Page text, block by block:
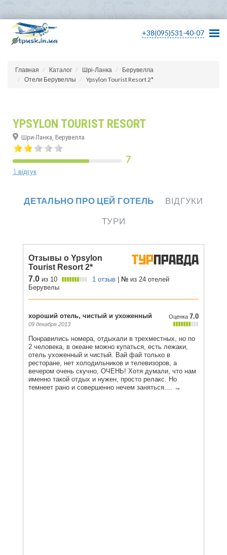
+38(095)531-40-07
Главная Каталог Шрі-Ланка
Берувелла
Отели Берувеллы
Ypsylon Tourist Resort 2*
YPSYLON TOURIST RESORT
Шри-Ланка, Берувелла
7
1 відгук
ДЕТАЛЬНО ПРО ЦЕЙ ГОТЕЛЬ
ВІДГУКИ
ТУРИ